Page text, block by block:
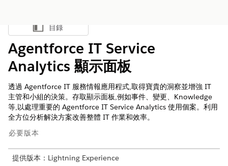
顯示目錄
目錄
Agentforce IT Service
Analytics 顯示面板
透過 Agentforce IT 服務情報應用程式,取得寶貴的洞察並增強 IT
主管和小組的決策。存取顯示面板,例如事件、變更、Knowledge
等,以處理重要的 Agentforce IT Service Analytics 使用個案。利用
全方位分析解決方案改善整體 IT 作業和效率。
必要版本
提供版本：Lightning Experience